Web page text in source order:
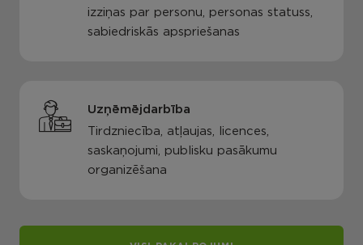
izziņas par personu, personas statuss,
sabiedriskās apspriešanas
Uzņēmējdarbība
Tirdzniecība, atļaujas, licences,
saskaņojumi, publisku pasākumu
organizēšana